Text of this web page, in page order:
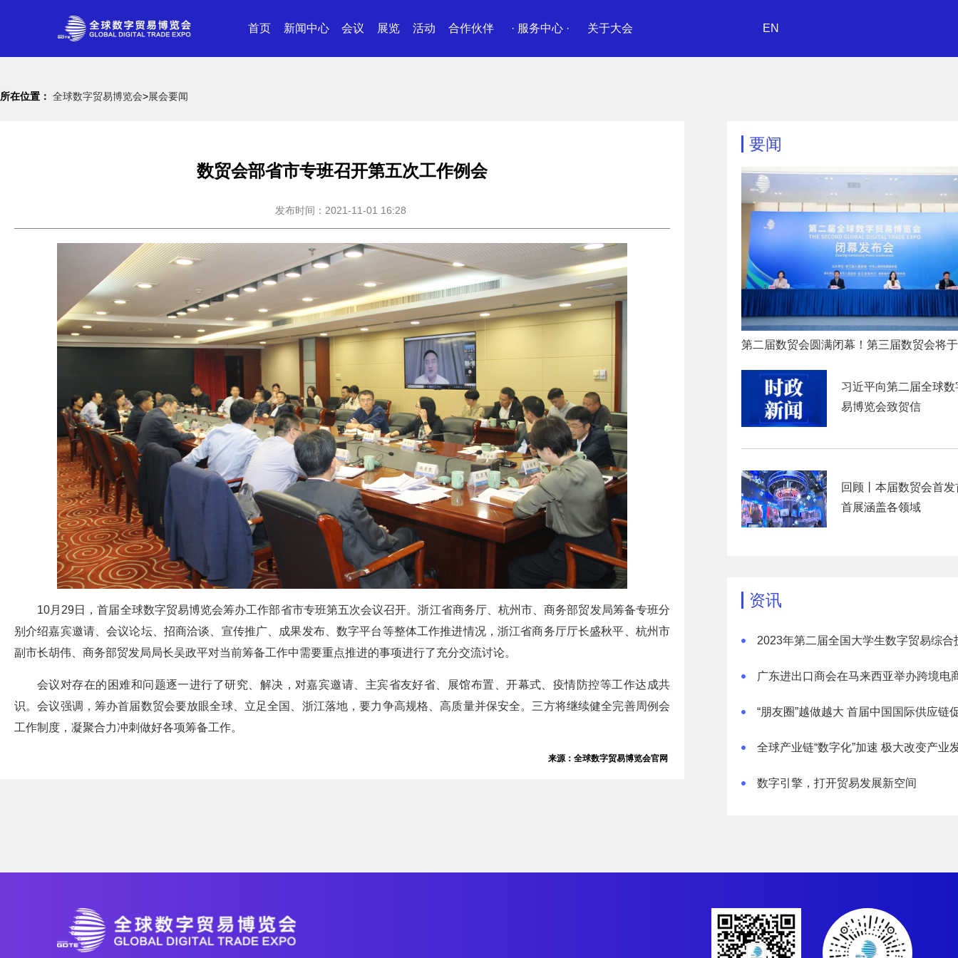
首页 新闻中心 会议 展览 活动 合作伙伴 · 服务中心 · 关于大会 EN
所在位置： 全球数字贸易博览会>展会要闻
数贸会部省市专班召开第五次工作例会
发布时间：2021-11-01 16:28
10月29日，首届全球数字贸易博览会筹办工作部省市专班第五次会议召开。浙江省商务厅、杭州市、商务部贸发局筹备专班分
别介绍嘉宾邀请、会议论坛、招商洽谈、宣传推广、成果发布、数字平台等整体工作推进情况，浙江省商务厅厅长盛秋平、杭州市
副市长胡伟、商务部贸发局局长吴政平对当前筹备工作中需要重点推进的事项进行了充分交流讨论。
会议对存在的困难和问题逐一进行了研究、解决，对嘉宾邀请、主宾省友好省、展馆布置、开幕式、疫情防控等工作达成共
识。会议强调，筹办⾸届数贸会要放眼全球、⽴⾜全国、浙江落地，要⼒争⾼规格、⾼质量并保安全。三方将继续健全完善周例会
工作制度，凝聚合力冲刺做好各项筹备工作。
来源：全球数字贸易博览会官网
要闻
习近平向第二届全球数
易博览会致贺信
回顾丨本届数贸会首发
首展涵盖各领域
资讯
广东进出口商会在马来西亚举办跨境电
数字引擎，打开贸易发展新空间